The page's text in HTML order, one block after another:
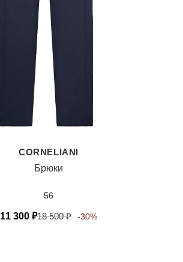
CORNELIANI
Брюки
56
11 300 ₽18 500₽ -30%